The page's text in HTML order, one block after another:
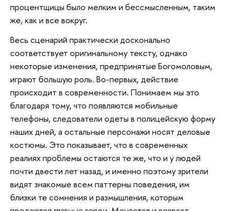
процентщицы было мелким и бессмысленным, таким
же, как и все вокруг.
Весь сценарий практически досконально
соответствует оригинальному тексту, однако
некоторые изменения, предпринятые Богомоловым,
играют большую роль. Во-первых, действие
происходит в современности. Понимаем мы это
благодаря тому, что появляются мобильные
телефоны, следователи одеты в полицейскую форму
наших дней, а остальные персонажи носят деловые
костюмы. Это показывает, что в современных
реалиях проблемы остаются те же, что и у людей
почти двести лет назад, и именно поэтому зрители
видят знакомые всем паттерны поведения, им
близки те сомнения и размышления, которым